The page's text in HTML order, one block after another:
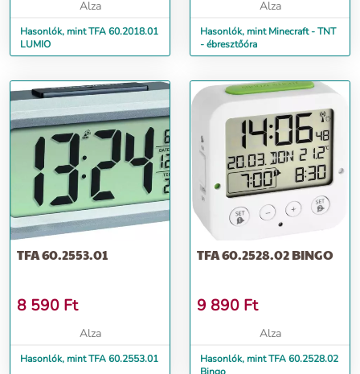
Alza
Hasonlók, mint TFA 60.2018.01
LUMIO
Alza
Hasonlók, mint Minecraft - TNT
- ébresztőóra
TFA 60.2553.01
8 590 Ft
Alza
Hasonlók, mint TFA 60.2553.01
TFA 60.2528.02 BINGO
9 890 Ft
Alza
Hasonlók, mint TFA 60.2528.02